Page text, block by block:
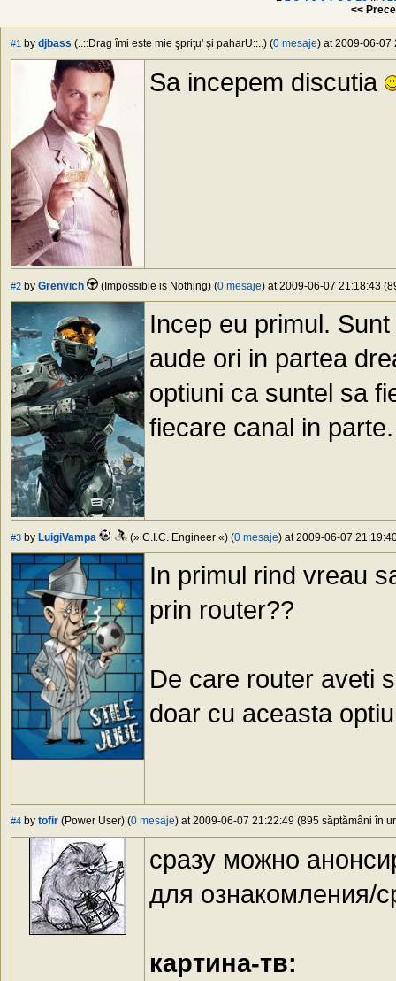
<<
#1 by djbass (..::Drag îmi este mie şpriţu' şi paharU::..) (0 mesaje) at 2009-06-07
Sa incepem discutia
#2 by Grenvich (Impossible is Nothing) (0 mesaje) at 2009-06-07 21:18:43
Incep eu primul.
aude ori in partea
optiuni ca suntel sa
fiecare canal in
#3 by LuigiVampa (» C.I.C. Engineer «) (0 mesaje) at 2009-06-07
In primul rind vreau
prin router??
De care router aveti
doar cu aceasta
#4 by tofir (Power User) (0 mesaje) at 2009-06-07 21:22:49 (895 săptămâni în
сразу можно
для ознакомления/
картина-тв: